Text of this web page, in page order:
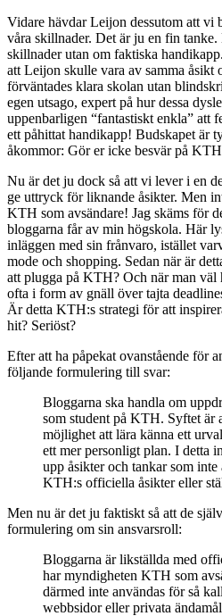
Vidare hävdar Leijon dessutom att vi
våra skillnader. Det är ju en fin
skillnader utan om faktiska
att Leijon skulle vara av samma åsikt
förväntades klara skolan utan
egen utsago, expert på hur dessa
uppenbarligen “fantastiskt enkla” att
ett påhittat handikapp! Budskapet är
åkommor: Gör er icke besvär på
Nu är det ju dock så att vi lever i en
ge uttryck för liknande åsikter. Men
KTH som avsändare! Jag skäms för
bloggarna får av min högskola. Här
inläggen med sin frånvaro, istället
mode och shopping. Sedan när är
att plugga på KTH? Och när man
ofta i form av gnäll över tajta
Är detta KTH:s strategi för att
hit? Seriöst?
Efter att ha påpekat ovanstående för
följande formulering till svar:
Bloggarna ska handla om
som student på KTH. Syftet är
möjlighet att lära känna ett
ett mer personligt plan. I detta
upp åsikter och tankar som inte
KTH:s officiella åsikter eller
Men nu är det ju faktiskt så att de
formulering om sin ansvarsroll:
Bloggarna är likställda med
har myndigheten KTH som
därmed inte användas för så
webbsidor eller privata